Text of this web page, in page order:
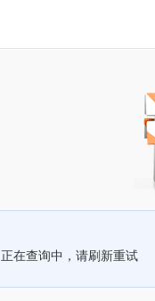
正在查询中，请刷新重试